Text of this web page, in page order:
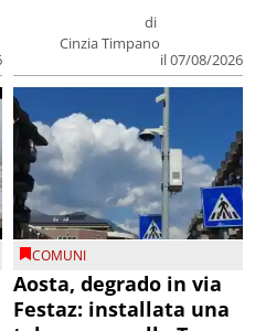
di
Cinzia Timpano
il 07/08/2026
COMUNI
Aosta, degrado in via
Festaz: installata una